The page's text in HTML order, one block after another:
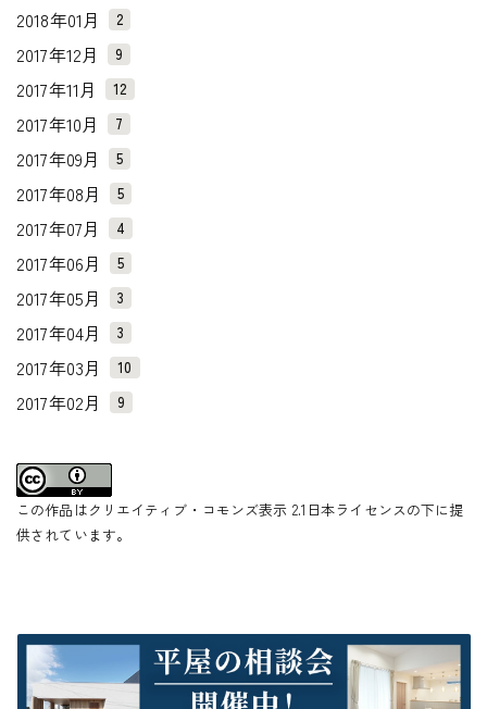
2018年01月 2
2017年12月 9
2017年11月 12
2017年10月 7
2017年09月 5
2017年08月 5
2017年07月 4
2017年06月 5
2017年05月 3
2017年04月 3
2017年03月 10
2017年02月 9
この作品はクリエイティブ・コモンズ表示 2.1日本ライセンスの下に提
供されています。